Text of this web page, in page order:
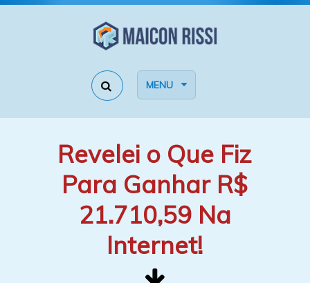
MENU
Revelei o Que Fiz
Para Ganhar R$
21.710,59 Na
Internet!